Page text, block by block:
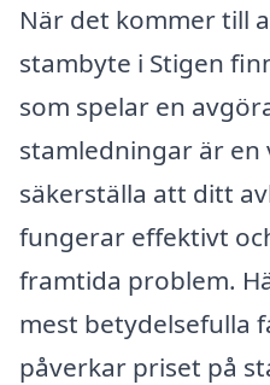
När det kommer till
stambyte i Stigen
som spelar en
stamledningar är
säkerställa att ditt
fungerar effektivt
framtida problem.
mest betydelsefulla
påverkar priset på